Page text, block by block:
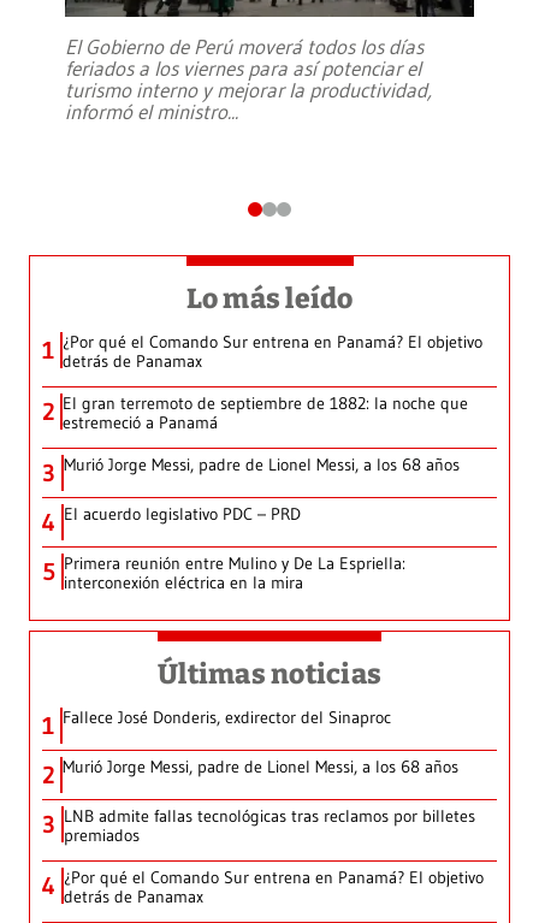
El Gobierno de Perú moverá todos los días
feriados a los viernes para así potenciar el
turismo interno y mejorar la productividad,
informó el ministro...
Lo más leído
1 ¿Por qué el Comando Sur entrena en Panamá? El objetivo
detrás de Panamax
2 El gran terremoto de septiembre de 1882: la noche que
estremeció a Panamá
3 Murió Jorge Messi, padre de Lionel Messi, a los 68 años
4 El acuerdo legislativo PDC – PRD
5 Primera reunión entre Mulino y De La Espriella:
interconexión eléctrica en la mira
Últimas noticias
1 Fallece José Donderis, exdirector del Sinaproc
2 Murió Jorge Messi, padre de Lionel Messi, a los 68 años
3 LNB admite fallas tecnológicas tras reclamos por billetes
premiados
4 ¿Por qué el Comando Sur entrena en Panamá? El objetivo
detrás de Panamax